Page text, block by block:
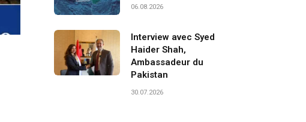
06.08.2026
Interview avec Syed
Haider Shah,
Ambassadeur du
Pakistan
30.07.2026